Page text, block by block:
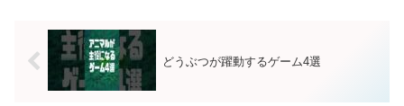
どうぶつが躍動するゲーム4選